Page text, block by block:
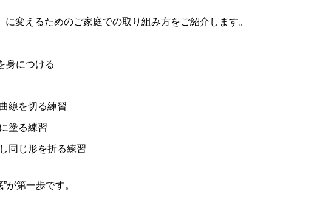
に変えるためのご家庭での取り組み方をご紹介します。
身につける
線を切る練習
塗る練習
同じ形を折る練習
が第一歩です。